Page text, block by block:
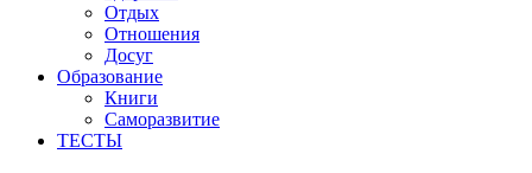
Отдых
Отношения
Досуг
Образование
Книги
Саморазвитие
ТЕСТЫ